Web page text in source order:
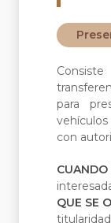
para
con
QUE SE